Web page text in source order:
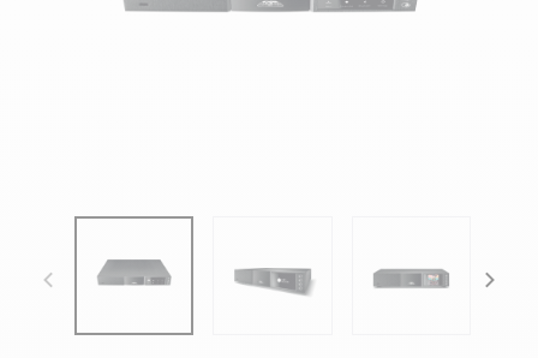
focal-naim-frontent::misc.prev_label